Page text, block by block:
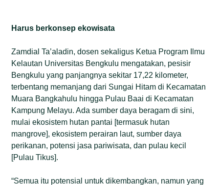
Harus berkonsep ekowisata
Zamdial Ta’aladin, dosen sekaligus Ketua Program Ilmu
Kelautan Universitas Bengkulu mengatakan, pesisir
Bengkulu yang panjangnya sekitar 17,22 kilometer,
terbentang memanjang dari Sungai Hitam di Kecamatan
Muara Bangkahulu hingga Pulau Baai di Kecamatan
Kampung Melayu. Ada sumber daya beragam di sini,
mulai ekosistem hutan pantai [termasuk hutan
mangrove], ekosistem perairan laut, sumber daya
perikanan, potensi jasa pariwisata, dan pulau kecil
[Pulau Tikus].
“Semua itu potensial untuk dikembangkan, namun yang